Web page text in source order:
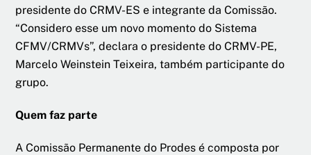
presidente do CRMV-ES e integrante da Comissão.
“Considero esse um novo momento do Sistema
CFMV/CRMVs”, declara o presidente do CRMV-PE,
Marcelo Weinstein Teixeira, também participante do
grupo.
Quem faz parte
A Comissão Permanente do Prodes é composta por